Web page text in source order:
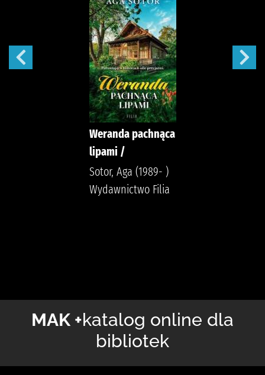
Weranda pachnąca
lipami /
Sotor, Aga (1989- )
Wydawnictwo Filia
MAK +katalog online dla
bibliotek